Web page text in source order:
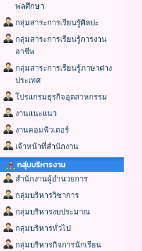
พลศึกษา
กลุ่มสาระการเรียนรู้ศิลปะ
กลุ่มสาระการเรียนรู้การงาน
อาชีพ
กลุ่มสาระการเรียนรู้ภาษาต่าง
ประเทศ
โปรแกรมธุรกิจอุตสาหกรรม
งานแนะแนว
งานคอมพิวเตอร์
เจ้าหน้าที่สำนักงาน
กลุ่มบริหารงาน
สำนักงานผู้อำนวยการ
กลุ่มบริหารวิชาการ
กลุ่มบริหารงบประมาณ
กลุ่มบริหารทั่วไป
กลุ่มบริหารกิจการนักเรียน